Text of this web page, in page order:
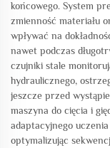
końcowego. System
zmienność materiału
wpływać na
nawet podczas
czujniki stale
hydraulicznego,
jeszcze przed
maszyna do cięcia i
adaptacyjnego
optymalizując